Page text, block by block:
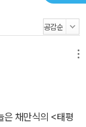
은 채만식의 <태평